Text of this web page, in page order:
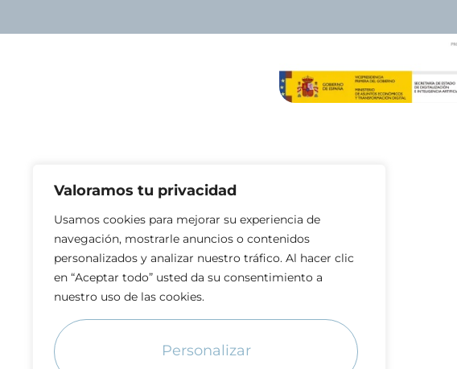
Valoramos tu privacidad
Usamos cookies para mejorar su experiencia de
navegación, mostrarle anuncios o contenidos
personalizados y analizar nuestro tráfico. Al hacer clic
en “Aceptar todo” usted da su consentimiento a
nuestro uso de las cookies.
Personalizar